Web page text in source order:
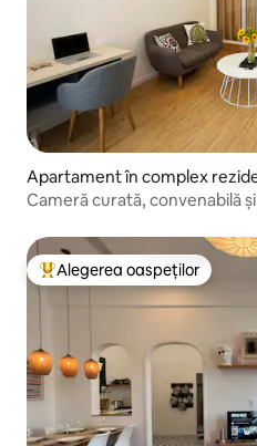
Apartament în complex
Cameră curată, convenabilă
Locuință din topul categoriei
Alegerea oaspeților